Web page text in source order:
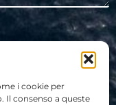
i cookie per
Il consenso a queste